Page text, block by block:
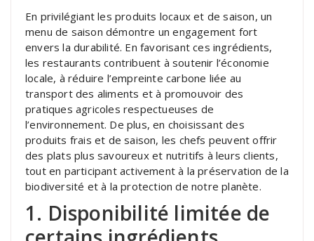
En privilégiant les produits locaux et de saison, un
menu de saison démontre un engagement fort
envers la durabilité. En favorisant ces ingrédients,
les restaurants contribuent à soutenir l’économie
locale, à réduire l’empreinte carbone liée au
transport des aliments et à promouvoir des
pratiques agricoles respectueuses de
l’environnement. De plus, en choisissant des
produits frais et de saison, les chefs peuvent offrir
des plats plus savoureux et nutritifs à leurs clients,
tout en participant activement à la préservation de la
biodiversité et à la protection de notre planète.
1. Disponibilité limitée de